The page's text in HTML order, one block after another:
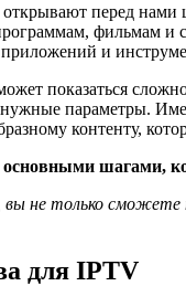
перед
фильмам и
и
показаться
нужные параметры.
контенту,
шагами,
не только
для IPTV